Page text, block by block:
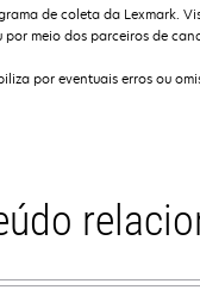
de coleta da Lexmark.
meio dos parceiros de
por eventuais erros ou